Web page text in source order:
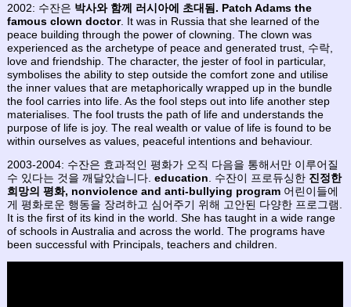
2002: 수잔은 박사와 함께 러시아에 초대됨. Patch Adams the
famous clown doctor. It was in Russia that she learned of the
peace building through the power of clowning. The clown was
experienced as the archetype of peace and generated trust, 수락,
love and friendship. The character, the jester of fool in particular,
symbolises the ability to step outside the comfort zone and utilise
the inner values that are metaphorically wrapped up in the bundle
the fool carries into life. As the fool steps out into life another step
materialises. The fool trusts the path of life and understands the
purpose of life is joy. The real wealth or value of life is found to be
within ourselves as values, peaceful intentions and behaviour.
2003-2004: 수잔은 효과적인 평화가 오직 다음을 통해서만 이루어질
수 있다는 것을 깨달았습니다.education . 수잔이 프로듀싱한 진정한
희망의 평화, nonviolence and anti-bullying program 어린이들에
게 평화로운 행동을 장려하고 심어주기 위해 고안된 다양한 프로그램.
It is the first of its kind in the world. She has taught in a wide range
of schools in Australia and across the world. The programs have
been successful with Principals, teachers and children.